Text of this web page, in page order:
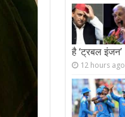
है ‘ट्रबल इंजन’
12 hours ago